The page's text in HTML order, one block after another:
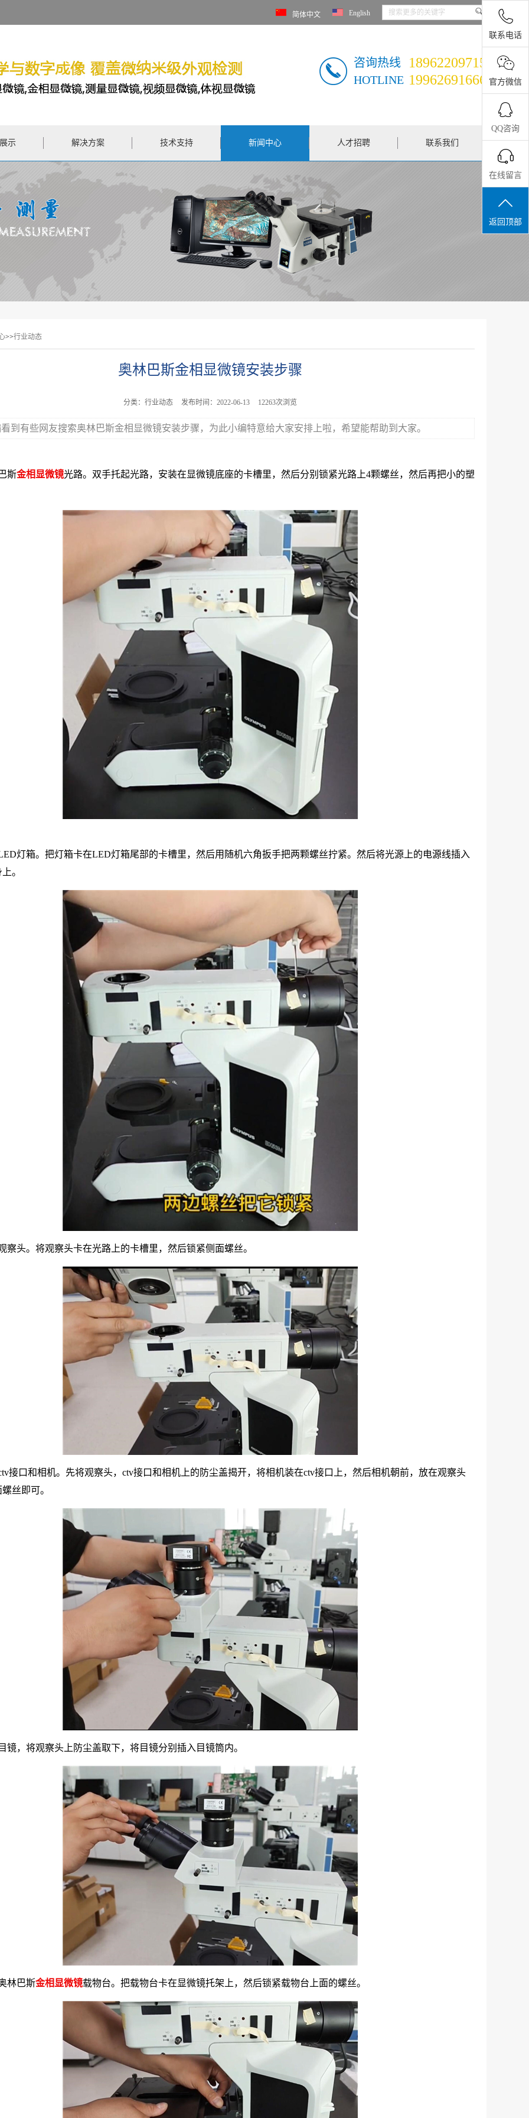
简体中文 English
咨询热线
HOTLINE
18962209715
19962691666
示 解决方案 技术支持 新闻中心 人才招聘 联系我们
>>行业动态
奥林巴斯金相显微镜安装步骤
分类：行业动态 发布时间：2022-06-13 12263次浏览
到有些网友搜索奥林巴斯金相显微镜安装步骤，为此小编特意给大家安排上啦，希望能帮助到大家。
斯金相显微镜光路。双手托起光路，安装在显微镜底座的卡槽里，然后分别锁紧光路上4颗螺丝，然后再把小的塑
灯箱。把灯箱卡在LED灯箱尾部的卡槽里，然后用随机六角扳手把两颗螺丝拧紧。然后将光源上的电源线插入
。
察头。将观察头卡在光路上的卡槽里，然后锁紧侧面螺丝。
接口和相机。先将观察头，ctv接口和相机上的防尘盖揭开，将相机装在ctv接口上，然后相机朝前，放在观察头
丝即可。
镜，将观察头上防尘盖取下，将目镜分别插入目镜筒内。
林巴斯金相显微镜载物台。把载物台卡在显微镜托架上，然后锁紧载物台上面的螺丝。
联系电话
官方微信
QQ咨询
在线留言
返回顶部